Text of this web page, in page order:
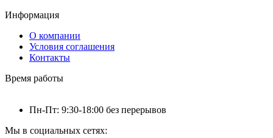
Информация
О компании
Условия соглашения
Контакты
Время работы
Пн-Пт: 9:30-18:00 без перерывов
Мы в социальных сетях: